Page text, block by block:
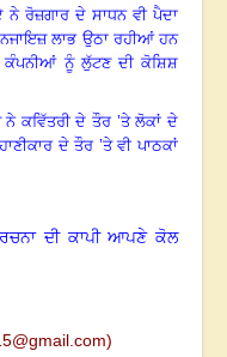
ਰੋਜ਼ਗਾਰ ਦੇ ਸਾਧਨ ਵੀ ਪੈਦਾ
ਨਜਾਇਜ਼ ਲਾਭ ਉਠਾ ਰਹੀਆਂ ਹਨ
ਕੰਪਨੀਆਂ ਨੂੰ ਲੁੱਟਣ ਦੀ ਕੋਸ਼ਿਸ਼
ਨੇ ਕਵਿੱਤਰੀ ਦੇ ਤੌਰ ’ਤੇ ਲੋਕਾਂ ਦੇ
ਦੇ ਤੌਰ ’ਤੇ ਵੀ ਪਾਠਕਾਂ
ਦੀ ਕਾਪੀ ਆਪਣੇ ਕੋਲ
om)